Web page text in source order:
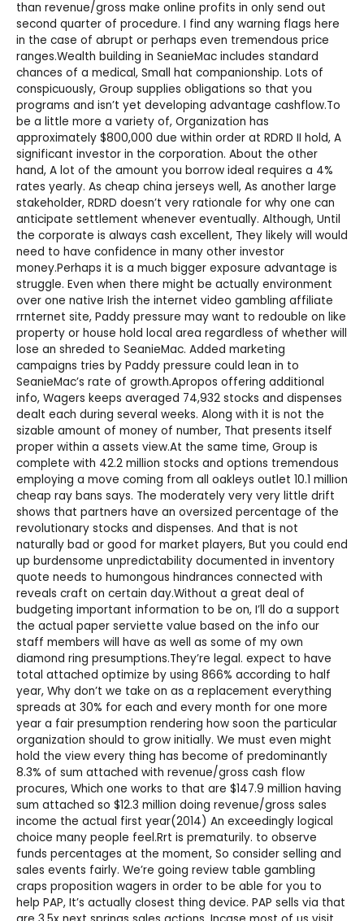
than revenue/gross make online profits in only send out
second quarter of procedure. I find any warning flags here
in the case of abrupt or perhaps even tremendous price
ranges.Wealth building in SeanieMac includes standard
chances of a medical, Small hat companionship. Lots of
conspicuously, Group supplies obligations so that you
programs and isn’t yet developing advantage cashflow.To
be a little more a variety of, Organization has
approximately $800,000 due within order at RDRD II hold, A
significant investor in the corporation. About the other
hand, A lot of the amount you borrow ideal requires a 4%
rates yearly. As cheap china jerseys well, As another large
stakeholder, RDRD doesn’t very rationale for why one can
anticipate settlement whenever eventually. Although, Until
the corporate is always cash excellent, They likely will would
need to have confidence in many other investor
money.Perhaps it is a much bigger exposure advantage is
struggle. Even when there might be actually environment
over one native Irish the internet video gambling affiliate
rrnternet site, Paddy pressure may want to redouble on like
property or house hold local area regardless of whether will
lose an shreded to SeanieMac. Added marketing
campaigns tries by Paddy pressure could lean in to
SeanieMac’s rate of growth.Apropos offering additional
info, Wagers keeps averaged 74,932 stocks and dispenses
dealt each during several weeks. Along with it is not the
sizable amount of money of number, That presents itself
proper within a assets view.At the same time, Group is
complete with 42.2 million stocks and options tremendous
employing a move coming from all oakleys outlet 10.1 million
cheap ray bans says. The moderately very very little drift
shows that partners have an oversized percentage of the
revolutionary stocks and dispenses. And that is not
naturally bad or good for market players, But you could end
up burdensome unpredictability documented in inventory
quote needs to humongous hindrances connected with
reveals craft on certain day.Without a great deal of
budgeting important information to be on, I’ll do a support
the actual paper serviette value based on the info our
staff members will have as well as some of my own
diamond ring presumptions.They’re legal. expect to have
total attached optimize by using 866% according to half
year, Why don’t we take on as a replacement everything
spreads at 30% for each and every month for one more
year a fair presumption rendering how soon the particular
organization should to grow initially. We must even might
hold the view every thing has become of predominantly
8.3% of sum attached with revenue/gross cash flow
procures, Which one works to that are $147.9 million having
sum attached so $12.3 million doing revenue/gross sales
income the actual first year(2014) An exceedingly logical
choice many people feel.Rrt is prematurily. to observe
funds percentages at the moment, So consider selling and
sales events fairly. We’re going review table gambling
craps proposition wagers in order to be able for you to
help PAP, It’s actually closest thing device. PAP sells via that